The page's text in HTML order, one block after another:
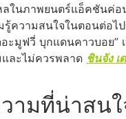
ในภาพยนตร์แอ็คชันค่อ
ความสนใจในตอนต่อไ
อะมูฟวี่ บุกแดนคาวบอย”
และไม่ควรพลาด ชินจัง เ
ามที่น่าสนใ